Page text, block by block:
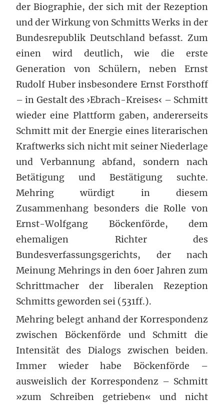
der Biographie, der sich mit der Rezeption
und der Wirkung von Schmitts Werks in der
Bundesrepublik Deutschland befasst. Zum
einen wird deutlich, wie die erste
Generation von Schülern, neben Ernst
Rudolf Huber insbesondere Ernst Forsthoff
– in Gestalt des ›Ebrach-Kreises‹ – Schmitt
wieder eine Plattform gaben, andererseits
Schmitt mit der Energie eines literarischen
Kraftwerks sich nicht mit seiner Niederlage
und Verbannung abfand, sondern nach
Betätigung und Bestätigung suchte.
Mehring würdigt in diesem
Zusammenhang besonders die Rolle von
Ernst-Wolfgang Böckenförde, dem
ehemaligen Richter des
Bundesverfassungsgerichts, der nach
Meinung Mehrings in den 60er Jahren zum
Schrittmacher der liberalen Rezeption
Schmitts geworden sei (531ff.).
Mehring belegt anhand der Korrespondenz
zwischen Böckenförde und Schmitt die
Intensität des Dialogs zwischen beiden.
Immer wieder habe Böckenförde –
ausweislich der Korrespondenz – Schmitt
»zum Schreiben getrieben« und nicht